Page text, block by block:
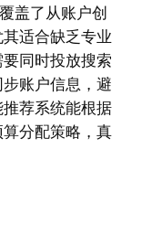
盖了从账户创
适合缺乏专业
同时投放搜索
账户信息，避
荐系统能根据
分配策略，真